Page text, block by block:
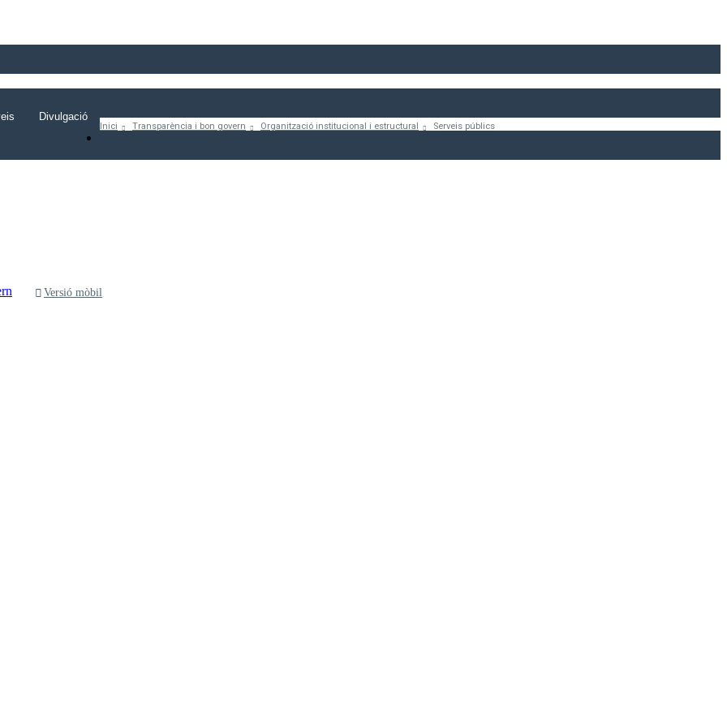
Divulgació
Inici Transparència i bon govern Organització institucional i estructural Serveis públics
Versió mòbil